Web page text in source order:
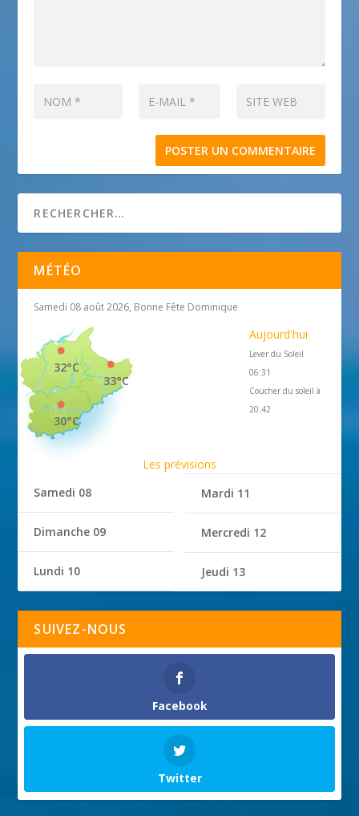
MÉTÉO
Samedi 08 août 2026, Bonne Fête Dominique
33°C
32°C
30°C
Aujourd'hui
Lever du Soleil
06:31
Coucher du soleil à
20:42
Les prévisions
Samedi 08
Dimanche 09
Lundi 10
Mardi 11
Mercredi 12
Jeudi 13
SUIVEZ-NOUS
Facebook
Twitter